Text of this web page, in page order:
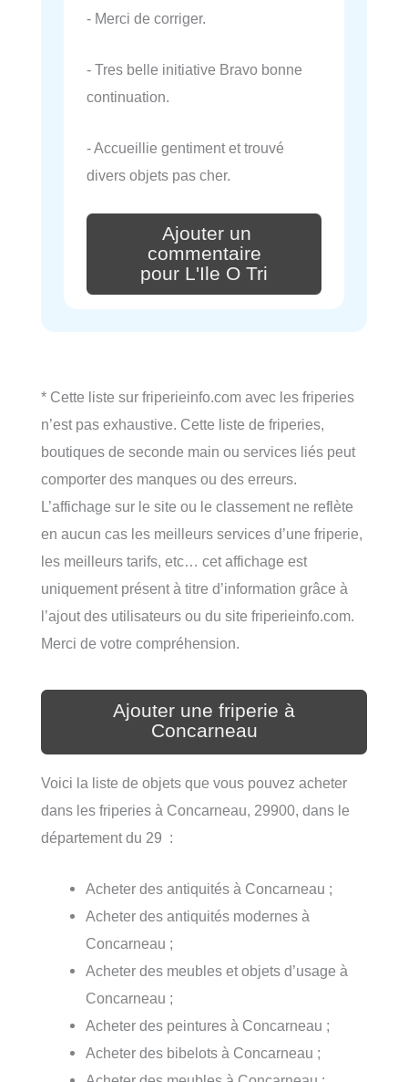
- Merci de corriger.
- Tres belle initiative Bravo bonne
continuation.
- Accueillie gentiment et trouvé
divers objets pas cher.
Ajouter un
commentaire
pour L'Ile O Tri
* Cette liste sur friperieinfo.com avec les friperies
n’est pas exhaustive. Cette liste de friperies,
boutiques de seconde main ou services liés peut
comporter des manques ou des erreurs.
L’affichage sur le site ou le classement ne reflète
en aucun cas les meilleurs services d’une friperie,
les meilleurs tarifs, etc… cet affichage est
uniquement présent à titre d’information grâce à
l’ajout des utilisateurs ou du site friperieinfo.com.
Merci de votre compréhension.
Ajouter une friperie à
Concarneau
Voici la liste de objets que vous pouvez acheter
dans les friperies à Concarneau, 29900, dans le
département du 29 :
Acheter des antiquités à Concarneau ;
Acheter des antiquités modernes à
Concarneau ;
Acheter des meubles et objets d’usage à
Concarneau ;
Acheter des peintures à Concarneau ;
Acheter des bibelots à Concarneau ;